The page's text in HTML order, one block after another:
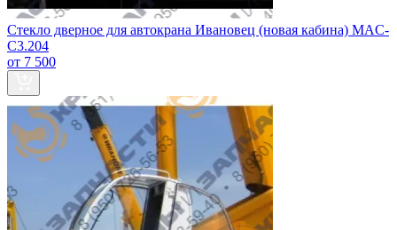
Стекло дверное для автокрана Ивановец (новая кабина) MAC-
C3.204
от 7 500